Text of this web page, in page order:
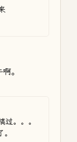
。
过。。。